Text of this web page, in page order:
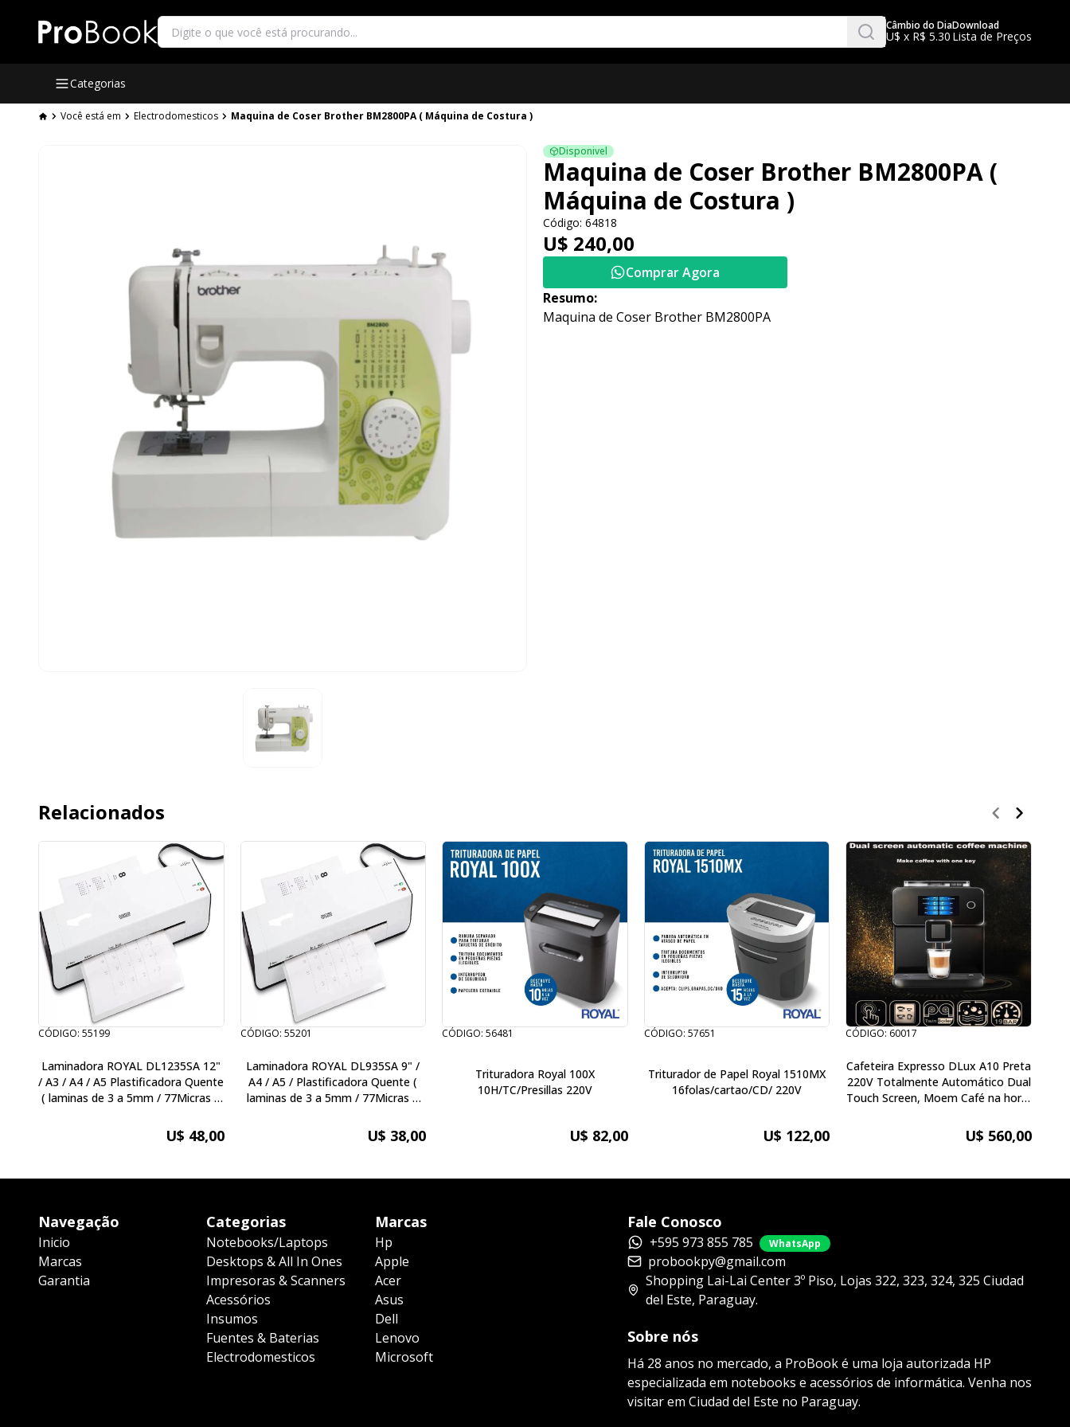
Câmbio do Dia
U$ x R$ 5.30
Download
Lista de Preços
Categorias
Você está em Electrodomesticos Maquina de Coser Brother BM2800PA ( Máquina de Costura )
Disponivel
Maquina de Coser Brother BM2800PA (
Máquina de Costura )
Código: 64818
U$ 240,00
Comprar Agora
Resumo:
Maquina de Coser Brother BM2800PA
Relacionados
CÓDIGO: 55199
Laminadora ROYAL DL1235SA 12"
/ A3 / A4 / A5 Plastificadora Quente
( laminas de 3 a 5mm / 77Micras a
U$ 48,00
CÓDIGO: 55201
Laminadora ROYAL DL935SA 9" /
A4 / A5 / Plastificadora Quente (
laminas de 3 a 5mm / 77Micras a
U$ 38,00
CÓDIGO: 56481
Trituradora Royal 100X
10H/TC/Presillas 220V
U$ 82,00
CÓDIGO: 57651
Triturador de Papel Royal 1510MX
16folas/cartao/CD/ 220V
U$ 122,00
CÓDIGO: 60017
Cafeteira Expresso DLux A10 Preta
220V Totalmente Automático Dual
Touch Screen, Moem Café na hora,
(excelente qualidade e preço
U$ 560,00
Navegação
Inicio
Marcas
Garantia
Categorias
Notebooks/Laptops
Desktops & All In Ones
Impresoras & Scanners
Acessórios
Insumos
Fuentes & Baterias
Electrodomesticos
Marcas
Hp
Apple
Acer
Asus
Dell
Lenovo
Microsoft
Fale Conosco
+595 973 855 785 WhatsApp
probookpy@gmail.com
Shopping Lai-Lai Center 3º Piso, Lojas 322, 323, 324, 325 Ciudad
del Este, Paraguay.
Sobre nós
Há 28 anos no mercado, a ProBook é uma loja autorizada HP
especializada em notebooks e acessórios de informática. Venha nos
visitar em Ciudad del Este no Paraguay.